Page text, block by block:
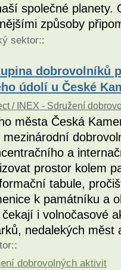
společné
způsoby
sektor::
dobrovolníků
údolí u České
/ INEX - Sdružení
města Česká
a
prostor kolem
tabule,
k památníku a
i volnočasové
nedalekých
::
dobrovolných aktivit